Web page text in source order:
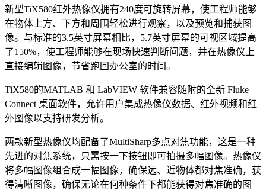
新型TiX580红外热像仪拥有240度可旋转屏幕，使工程师能够
在物体上方、下方和周围轻松进行观察，以及预览和捕获图
像。与标准的3.5英寸屏幕相比，5.7英寸屏幕的可视区域提高
了150%，使工程师能够在现场快速判断问题，并在热像仪上
直接编辑图像，节省跑回办公室的时间。
TiX580的MATLAB 和 LabVIEW 软件兼容随附的全新 Fluke
Connect 桌面软件，允许用户集成热像仪数据、红外视频和红
外图像以支持研发分析。
两款新型热像仪均配备了MultiSharp多点对焦功能，这是一种
先进的对焦系统，只需按一下按钮即可拍摄多幅图像。热像仪
将多幅图像组合成一幅图像，确保远、近物体都对焦准确，获
得清晰图像，确保无论在何种条件下都能获得对焦准确的图